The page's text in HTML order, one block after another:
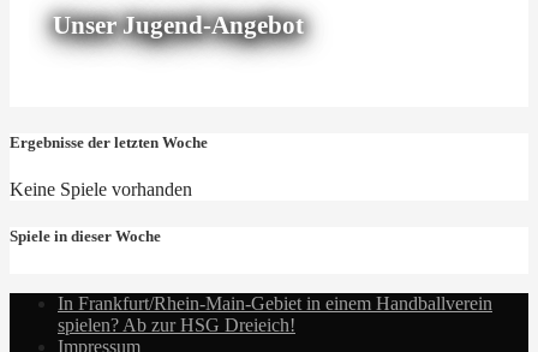
Unser Jugend-Angebot
Ergebnisse der letzten Woche
Keine Spiele vorhanden
Spiele in dieser Woche
In Frankfurt/Rhein-Main-Gebiet in einem Handballverein
spielen? Ab zur HSG Dreieich!
Impressum